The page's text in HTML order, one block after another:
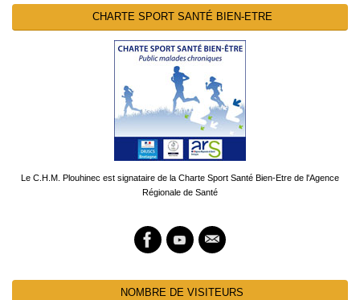
CHARTE SPORT SANTÉ BIEN-ETRE
Le C.H.M. Plouhinec est signataire de la Charte Sport Santé Bien-Etre de l'Agence
Régionale de Santé
NOMBRE DE VISITEURS